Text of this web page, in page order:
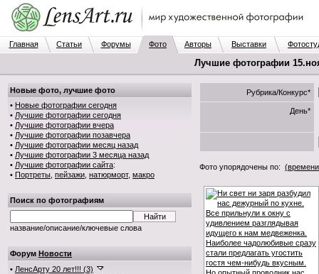
Главная Статьи Форумы Фото Авторы Выставки
Лучшие фотографии
Новые фото, лучшие фото
• Новые фотографии сегодня
• Лучшие фотографии сегодня
• Лучшие фотографии вчера
• Лучшие фотографии позавчера
• Лучшие фотографии месяц назад
• Лучшие фотографии 3 месяца назад
• Лучшие фотографии сайта:
• Портреты пейзажи натюрморт, макро
Поиск по фотографиям
название/описание/ключевые слова
Форум Новости
• ЛенсАрту 20 лет!!! (3)
Рубрика/Конкурс*
День*
Фото упорядочены по: (времени